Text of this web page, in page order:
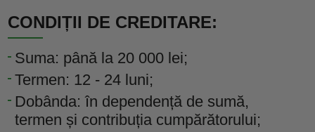
CONDIȚII DE CREDITARE:
Suma: până la 20 000 lei;
Termen: 12 - 24 luni;
Dobânda: în dependență de sumă,
termen și contribuția cumpărătorului;